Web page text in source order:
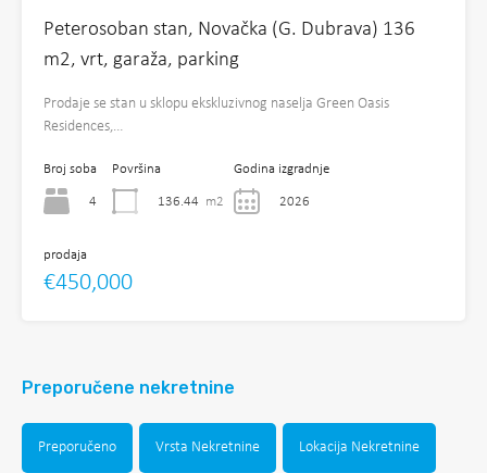
Peterosoban stan, Novačka (G. Dubrava) 136
m2, vrt, garaža, parking
Prodaje se stan u sklopu ekskluzivnog naselja Green Oasis
Residences,…
Broj soba
4
Površina
136.44 m2
Godina izgradnje
2026
prodaja
€450,000
Preporučene nekretnine
Preporučeno Vrsta Nekretnine Lokacija Nekretnine